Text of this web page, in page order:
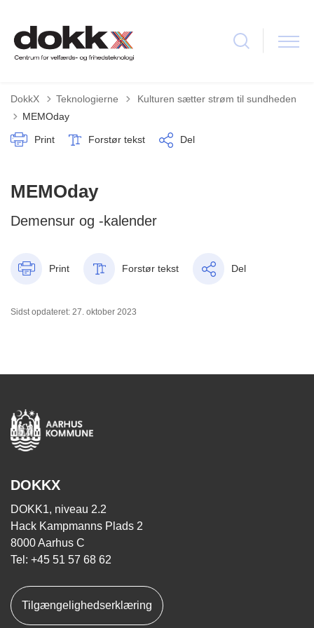
DokkX Teknologierne Tilbage til
Kulturen sætter strøm til sundheden
MEMOday
Print Forstør tekst Del
MEMOday
Demensur og -kalender
Print Forstør tekst Del
Sidst opdateret: 27. oktober 2023
DOKKX
DOKK1, niveau 2.2
Hack Kampmanns Plads 2
8000 Aarhus C
Tel: +45 51 57 68 62
Tilgængelighedserklæring